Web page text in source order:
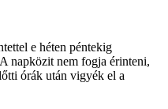
e héten péntekig
napközit nem fogja érinteni,
órák után vigyék el a